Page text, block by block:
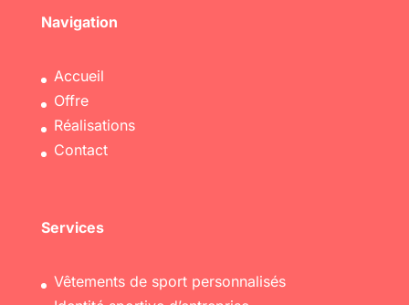
Navigation
Accueil
Offre
Réalisations
Contact
Services
Vêtements de sport personnalisés